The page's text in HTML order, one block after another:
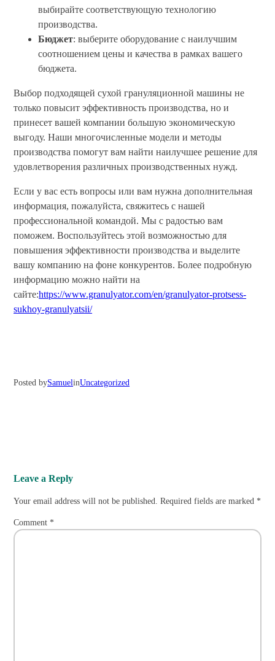
выбирайте соответствующую технологию
производства.
Бюджет: выберите оборудование с наилучшим
соотношением цены и качества в рамках вашего
бюджета.
Выбор подходящей сухой грануляционной машины не
только повысит эффективность производства, но и
принесет вашей компании большую экономическую
выгоду. Наши многочисленные модели и методы
производства помогут вам найти наилучшее решение для
удовлетворения различных производственных нужд.
Если у вас есть вопросы или вам нужна дополнительная
информация, пожалуйста, свяжитесь с нашей
профессиональной командой. Мы с радостью вам
поможем. Воспользуйтесь этой возможностью для
повышения эффективности производства и выделите
вашу компанию на фоне конкурентов. Более подробную
информацию можно найти на
сайте:https://www.granulyator.com/en/granulyator-protsess-
sukhoy-granulyatsii/
Posted bySamuelinUncategorized
Leave a Reply
Your email address will not be published. Required fields are marked *
Comment *